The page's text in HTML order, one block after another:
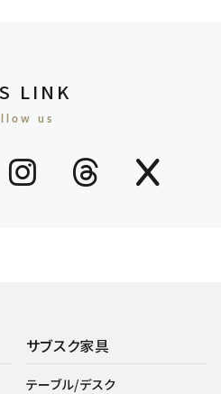
LINK
us
サブスク家具
テーブル/デスク